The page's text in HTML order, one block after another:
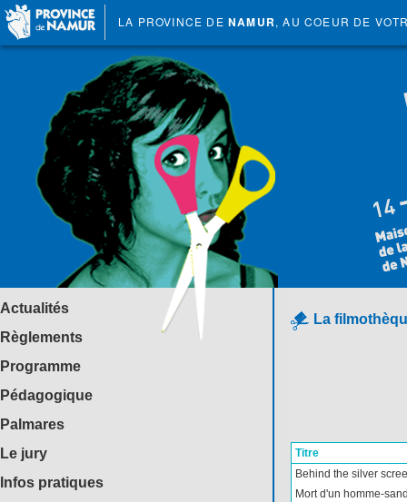
LA PROVINCE DE NAMUR, AU COEUR DE
Actualités
Règlements
Programme
Pédagogique
Palmares
Le jury
Infos pratiques
La
Titre
Behind the silver
Mort d'un homme-